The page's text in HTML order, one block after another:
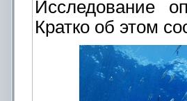
Исследование
Кратко об этом